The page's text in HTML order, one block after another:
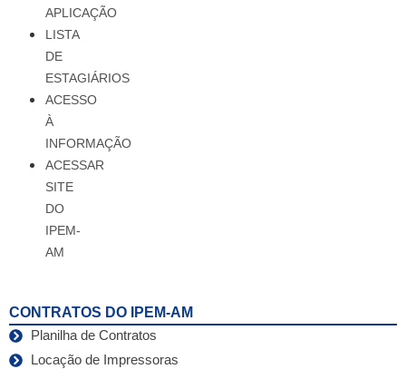
APLICAÇÃO
LISTA
DE
ESTAGIÁRIOS
ACESSO
À
INFORMAÇÃO
ACESSAR
SITE
DO
IPEM-
AM
CONTRATOS DO IPEM-AM
Planilha de Contratos
Locação de Impressoras